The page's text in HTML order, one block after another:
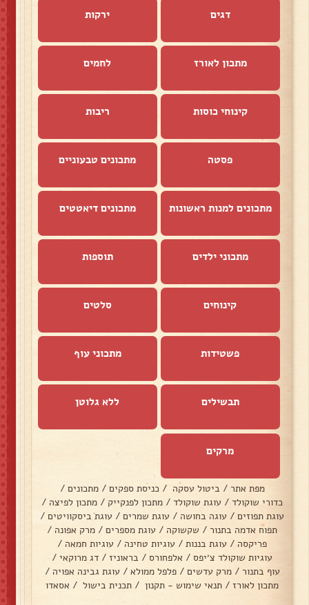
דגים ירקות
מתכון לאורז לחמים
קינוחי כוסות ריבות
פסטה מתכונים טבעוניים
מתכונים למנות ראשונות מתכונים דיאטטים
מתכוני ילדים תוספות
קינוחים סלטים
פשטידות מתכוני עוף
תבשילים ללא גלוטן
מרקים
מפת אתר / ביטול עסקה / כניסת ספקים / מתכונים /
כדורי שוקולד / עוגת שוקולד / מתכון לפנקייק / מתכון לפיצה /
עוגת תפוזים / עוגה בחושה / עוגת שמרים / עוגת ביסקוויטים /
תפוח אדמה בתנור / שקשוקה / עוגת מספרים / מרק אפונה /
פריקסה / עוגת בננות / עוגיות טחינה / עוגיות חמאה /
עוגיות שוקולד צ׳יפס / אלפחורס / בראוניז / דג מרוקאי /
עוף בתנור / מרק עדשים / פלפל ממולא / עוגת גבינה אפויה /
מתכון לאורז / תנאי שימוש - תקנון / תכנית בישול / אסאדו